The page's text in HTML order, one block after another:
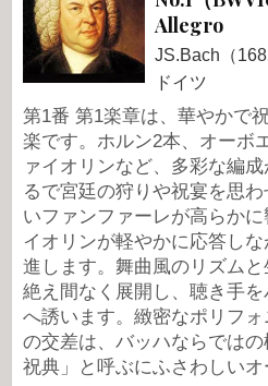
Allegro
JS.Bach（
ドイツ
第1番 第1楽章は、華やかで
楽です。ホルン2本、オーボ
ァイオリンなど、多彩な編
るで宮廷の狩りや祝宴を思
いファンファーレが高らか
イオリンが軽やかに応答し
進します。舞曲風のリズム
絶え間なく展開し、聴き手
へ誘います。緻密なポリフ
の交差は、バッハならでは
祝典」と呼ぶにふさわしいオ